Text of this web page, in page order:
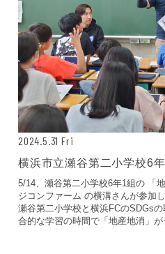
2024.5.31 Fri
横浜市立瀬谷第二小学校6
5/14、瀬谷第二小学校6年1組の 「
ジコンファーム の横溝さんが参加
瀬谷第二小学校と横浜FCのSDGs
合的な学習の時間で「地産地消」
話になっているジコンファームさ